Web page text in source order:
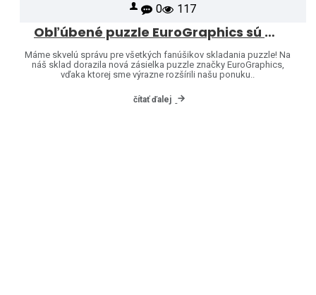
0 117
Obľúbené puzzle EuroGraphics sú opäť skladom – a ponuku sme rozšírili o ďalšie motívy!
Máme skvelú správu pre všetkých fanúšikov skladania puzzle! Na
náš sklad dorazila nová zásielka puzzle značky EuroGraphics,
vďaka ktorej sme výrazne rozšírili našu ponuku..
čítať ďalej